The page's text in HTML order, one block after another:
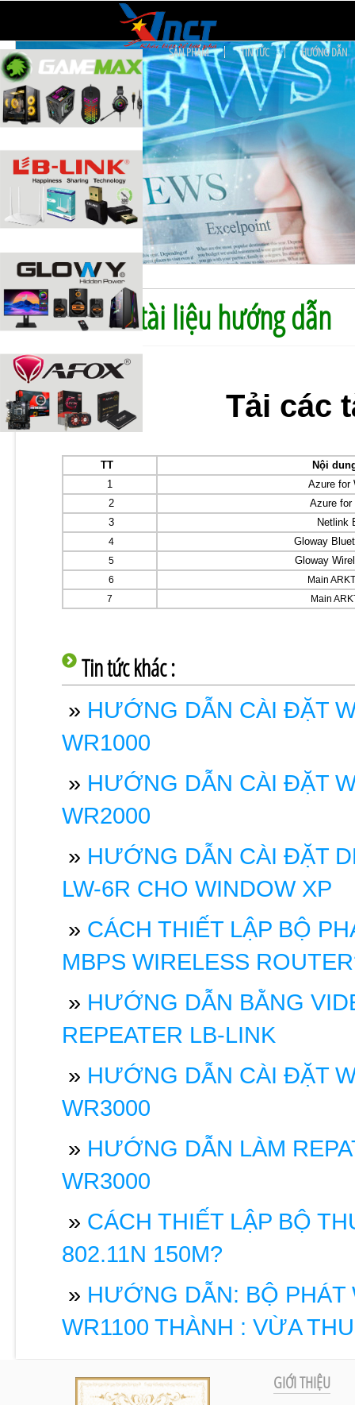
TRANG CHỦ GIỚI THIỆU SẢN PHẨM TIN TỨC HƯỚNG DẪN
Trang chủ»Tin Tức
Tải về tài liệu hướng dẫn
Tải các
TT
Nội
1
Azure for
2
Azure for
3
Netlink
4 Gloway
5 Gloway
6
Main
7
Main
Tin tức khác :
» HƯỚNG DẪN CÀI ĐẶT
WR1000
» HƯỚNG DẪN CÀI ĐẶT
WR2000
» HƯỚNG DẪN CÀI ĐẶT
LW-6R CHO WINDOW XP
» CÁCH THIẾT LẬP BỘ
MBPS WIRELESS
» HƯỚNG DẪN BẰNG
REPEATER LB-LINK
» HƯỚNG DẪN CÀI ĐẶT
WR3000
» HƯỚNG DẪN LÀM
WR3000
» CÁCH THIẾT LẬP BỘ
802.11N 150M?
» HƯỚNG DẪN: BỘ PHÁT
WR1100 THÀNH : VỪA
GIỚI THIỆU